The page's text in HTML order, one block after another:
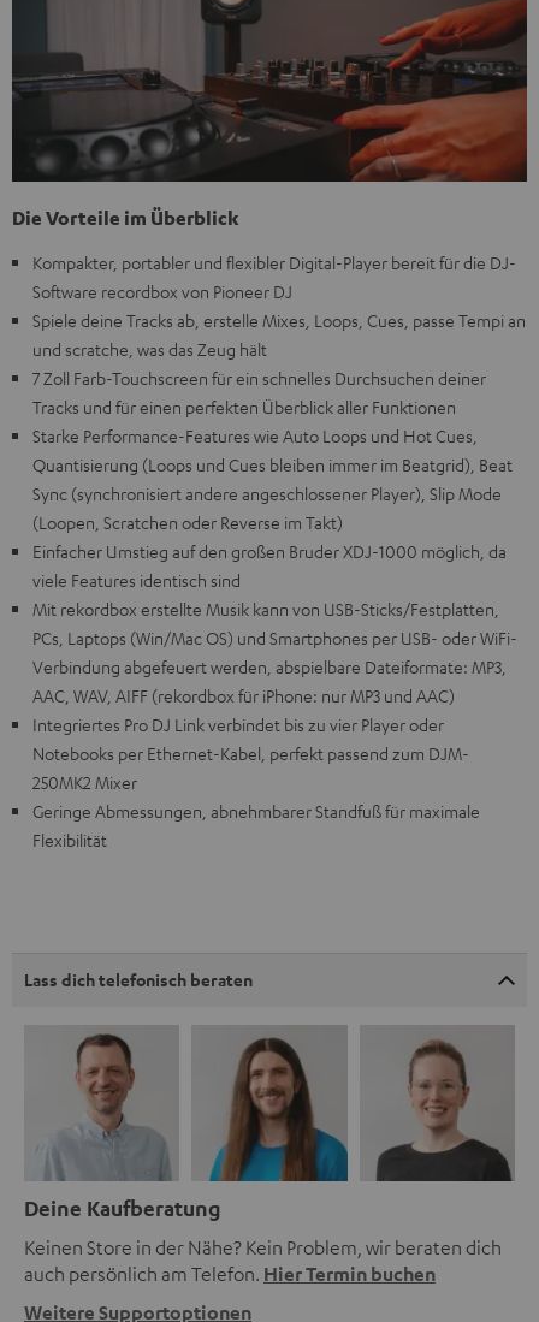
Die Vorteile im Überblick
Kompakter, portabler und flexibler Digital-Player bereit für die DJ-
Software recordbox von Pioneer DJ
Spiele deine Tracks ab, erstelle Mixes, Loops, Cues, passe Tempi an
und scratche, was das Zeug hält
7 Zoll Farb-Touchscreen für ein schnelles Durchsuchen deiner
Tracks und für einen perfekten Überblick aller Funktionen
Starke Performance-Features wie Auto Loops und Hot Cues,
Quantisierung (Loops und Cues bleiben immer im Beatgrid), Beat
Sync (synchronisiert andere angeschlossener Player), Slip Mode
(Loopen, Scratchen oder Reverse im Takt)
Einfacher Umstieg auf den großen Bruder XDJ-1000 möglich, da
viele Features identisch sind
Mit rekordbox erstellte Musik kann von USB-Sticks/Festplatten,
PCs, Laptops (Win/Mac OS) und Smartphones per USB- oder WiFi-
Verbindung abgefeuert werden, abspielbare Dateiformate: MP3,
AAC, WAV, AIFF (rekordbox für iPhone: nur MP3 und AAC)
Integriertes Pro DJ Link verbindet bis zu vier Player oder
Notebooks per Ethernet-Kabel, perfekt passend zum DJM-
250MK2 Mixer
Geringe Abmessungen, abnehmbarer Standfuß für maximale
Flexibilität
Lass dich telefonisch beraten
Deine Kaufberatung
Keinen Store in der Nähe? Kein Problem, wir beraten dich
auch persönlich am Telefon. Hier Termin buchen
Weitere Supportoptionen